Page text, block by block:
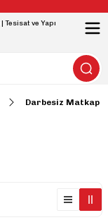
Darbesiz Matkap